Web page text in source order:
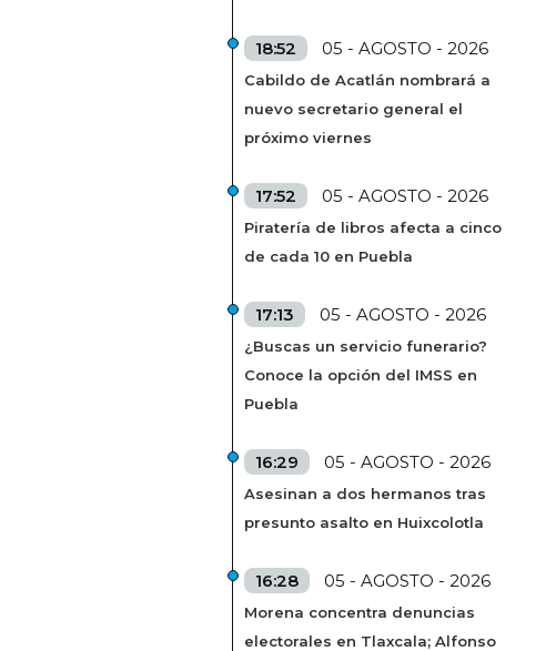
18:52 05 - AGOSTO - 2026
Cabildo de Acatlán nombrará a
nuevo secretario general el
próximo viernes
17:52 05 - AGOSTO - 2026
Piratería de libros afecta a cinco
de cada 10 en Puebla
17:13 05 - AGOSTO - 2026
¿Buscas un servicio funerario?
Conoce la opción del IMSS en
Puebla
16:29 05 - AGOSTO - 2026
Asesinan a dos hermanos tras
presunto asalto en Huixcolotla
16:28 05 - AGOSTO - 2026
Morena concentra denuncias
electorales en Tlaxcala; Alfonso